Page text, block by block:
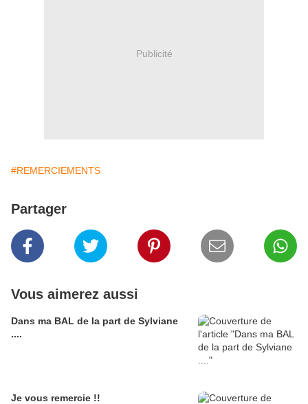
Publicité
#REMERCIEMENTS
Partager
Vous aimerez aussi
Dans ma BAL de la part de Sylviane
....
Je vous remercie !!